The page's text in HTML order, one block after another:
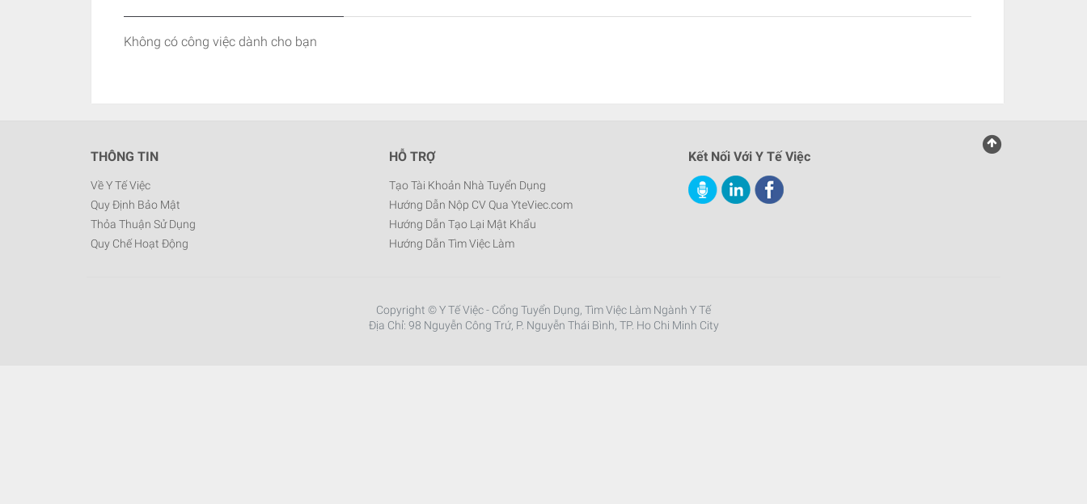
Không có công việc dành cho bạn
THÔNG TIN
Về Y Tế Việc
Quy Định Bảo Mật
Thỏa Thuận Sử Dụng
Quy Chế Hoạt Động
HỖ TRỢ
Tạo Tài Khoản Nhà Tuyển Dụng
Hướng Dẫn Nộp CV Qua YteViec.com
Hướng Dẫn Tạo Lại Mật Khẩu
Hướng Dẫn Tìm Việc Làm
Kết Nối Với Y Tế Việc
Copyright © Y Tế Việc - Cổng Tuyển Dụng, Tìm Việc Làm Ngành Y Tế
Địa Chỉ: 98 Nguyễn Công Trứ, P. Nguyễn Thái Bình, TP. Ho Chi Minh City